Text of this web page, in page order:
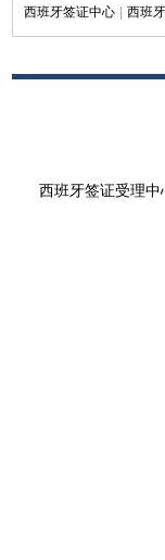
西班牙签证中心 西班
西班牙签证受理